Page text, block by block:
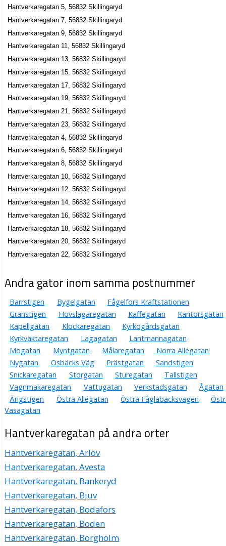
Hantverkaregatan 5, 56832 Skillingaryd
Hantverkaregatan 7, 56832 Skillingaryd
Hantverkaregatan 9, 56832 Skillingaryd
Hantverkaregatan 11, 56832 Skillingaryd
Hantverkaregatan 13, 56832 Skillingaryd
Hantverkaregatan 15, 56832 Skillingaryd
Hantverkaregatan 17, 56832 Skillingaryd
Hantverkaregatan 19, 56832 Skillingaryd
Hantverkaregatan 21, 56832 Skillingaryd
Hantverkaregatan 23, 56832 Skillingaryd
Hantverkaregatan 4, 56832 Skillingaryd
Hantverkaregatan 6, 56832 Skillingaryd
Hantverkaregatan 8, 56832 Skillingaryd
Hantverkaregatan 10, 56832 Skillingaryd
Hantverkaregatan 12, 56832 Skillingaryd
Hantverkaregatan 14, 56832 Skillingaryd
Hantverkaregatan 16, 56832 Skillingaryd
Hantverkaregatan 18, 56832 Skillingaryd
Hantverkaregatan 20, 56832 Skillingaryd
Hantverkaregatan 22, 56832 Skillingaryd
Andra gator inom samma postnummer
Barrstigen Bygelgatan
Fågelfors Kraftstationen
Granstigen
Hovslagaregatan Kaffegatan
Kantorsgatan
Kapellgatan
Klockaregatan
Kyrkogårdsgatan
Kyrkväktaregatan
Lagagatan
Lantmannagatan
Mogatan
Myntgatan Målaregatan
Norra Allégatan
Nygatan
Osbäcks Väg Prästgatan
Sandstigen
Snickaregatan
Storgatan Sturegatan
Tallstigen
Vagnmakaregatan
Vattugatan Verkstadsgatan
Ågatan
Ängstigen
Östra Allégatan Östra Fåglabäcksvägen
Vasagatan
Hantverkaregatan på andra orter
Hantverkaregatan, Arlöv
Hantverkaregatan, Avesta
Hantverkaregatan, Bankeryd
Hantverkaregatan, Bjuv
Hantverkaregatan, Bodafors
Hantverkaregatan, Boden
Hantverkaregatan, Borgholm